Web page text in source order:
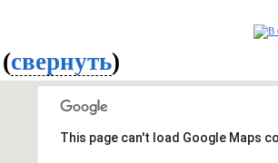
свернуть)
This page can't load Google Maps